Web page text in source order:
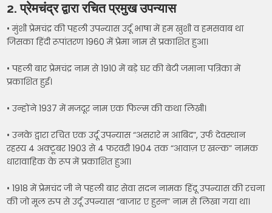
2. प्रेमचंद्र द्वारा रचित प्रमुख उपन्यास
• मुंशी प्रेमचंद्र की पहली उपन्यास उर्दू भाषा में हम खुशी व हमसवाब था
जिसका हिंदी रूपांतरण 1960 में प्रेमा नाम से प्रकाशित हुआ।
• पहली बार प्रेमचंद्र नाम से 1910 में बड़े घर की बेटी जमाना पत्रिका में
प्रकाशित हुई।
• उन्होंने 1937 में मजदूर नाम एक फिल्म की कथा लिखी।
• उनके द्वारा रचित एक उर्दू उपन्यास “असरारे म आबिद”, उर्फ देवस्थान
रहस्य 4 अक्टूबर 1903 से 4 फरवरी 1904 तक “आवाज़ ए खल्क” नामक
धारावाहिक के रूप में प्रकाशित हुआ।
• 1918 में प्रेमचंद जी ने पहली बार सेवा सदन नामक हिंदू उपन्यास की रचना
की जो मूल रुप से उर्दू उपन्यास “बाजार ए हुस्न” नाम से लिखा गया था।